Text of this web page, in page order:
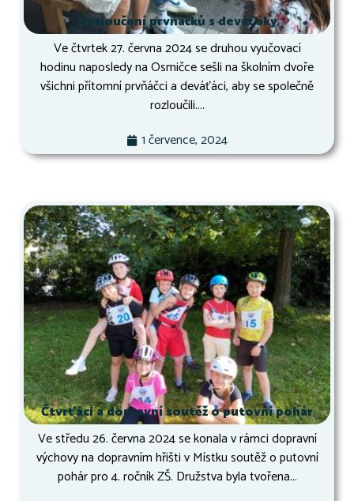
Rozloučení prvňáčků s deváťáky
Ve čtvrtek 27. června 2024 se druhou vyučovací
hodinu naposledy na Osmičce sešli na školním dvoře
všichni přítomní prvňáčci a deváťáci, aby se společně
rozloučili....
1 července, 2024
Čtvrťáci a dopravní soutěž o putovní pohár
Ve středu 26. června 2024 se konala v rámci dopravní
výchovy na dopravním hřišti v Místku soutěž o putovní
pohár pro 4. ročník ZŠ. Družstva byla tvořena...